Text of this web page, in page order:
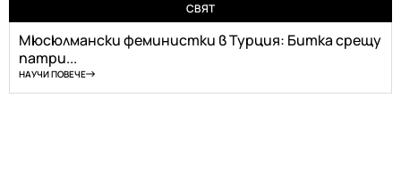
СВЯТ
Мюсюлмански феминистки в Турция: Битка срещу
патри...
НАУЧИ ПОВЕЧЕ